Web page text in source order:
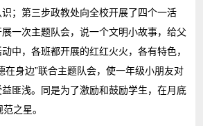
；第三步政教处向全校开展了四个一活
一次主题队会，说一个文明小故事，给父
中，各班都开展的红红火火，各有特色，
在身边”联合主题队会，使一年级小朋友对
匪浅。同是为了激励和鼓励学生，在月底
之星。